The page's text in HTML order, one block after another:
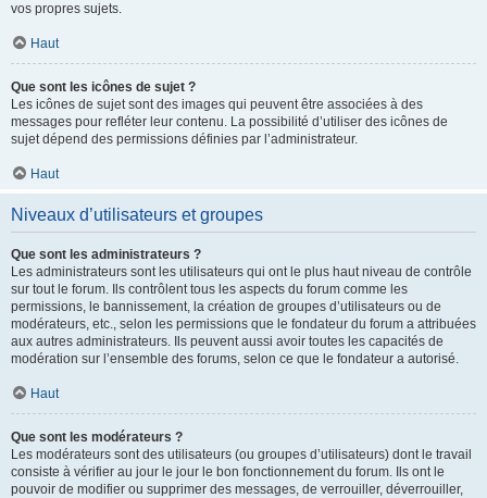
vos propres sujets.
Haut
Que sont les icônes de sujet ?
Les icônes de sujet sont des images qui peuvent être associées à des
messages pour refléter leur contenu. La possibilité d’utiliser des icônes de
sujet dépend des permissions définies par l’administrateur.
Haut
Niveaux d’utilisateurs et groupes
Que sont les administrateurs ?
Les administrateurs sont les utilisateurs qui ont le plus haut niveau de contrôle
sur tout le forum. Ils contrôlent tous les aspects du forum comme les
permissions, le bannissement, la création de groupes d’utilisateurs ou de
modérateurs, etc., selon les permissions que le fondateur du forum a attribuées
aux autres administrateurs. Ils peuvent aussi avoir toutes les capacités de
modération sur l’ensemble des forums, selon ce que le fondateur a autorisé.
Haut
Que sont les modérateurs ?
Les modérateurs sont des utilisateurs (ou groupes d’utilisateurs) dont le travail
consiste à vérifier au jour le jour le bon fonctionnement du forum. Ils ont le
pouvoir de modifier ou supprimer des messages, de verrouiller, déverrouiller,